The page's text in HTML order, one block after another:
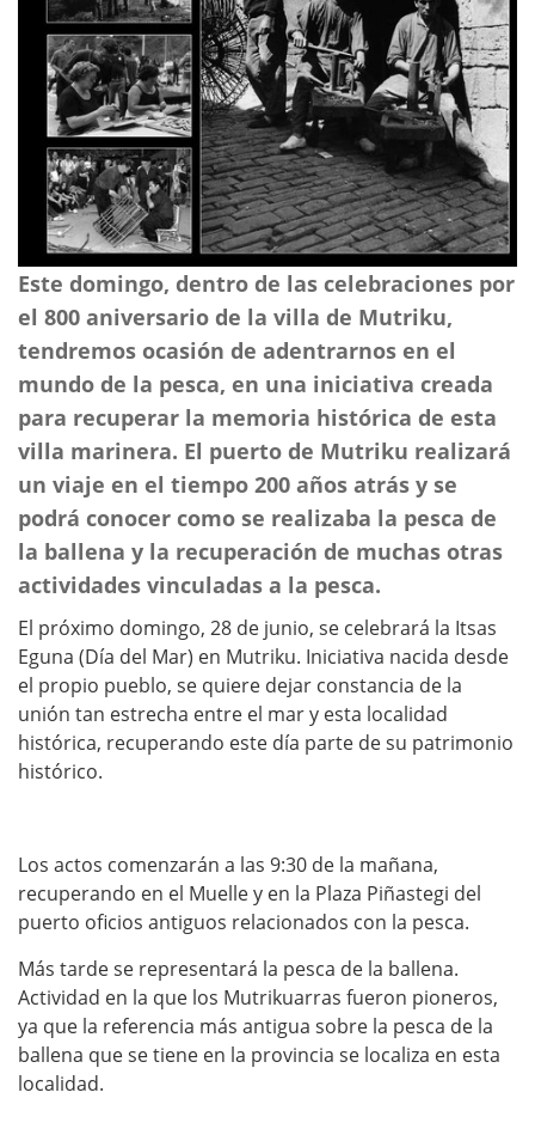
Este domingo, dentro de las celebraciones por
el 800 aniversario de la villa de Mutriku,
tendremos ocasión de adentrarnos en el
mundo de la pesca, en una iniciativa creada
para recuperar la memoria histórica de esta
villa marinera. El puerto de Mutriku realizará
un viaje en el tiempo 200 años atrás y se
podrá conocer como se realizaba la pesca de
la ballena y la recuperación de muchas otras
actividades vinculadas a la pesca.
El próximo domingo, 28 de junio, se celebrará la Itsas
Eguna (Día del Mar) en Mutriku. Iniciativa nacida desde
el propio pueblo, se quiere dejar constancia de la
unión tan estrecha entre el mar y esta localidad
histórica, recuperando este día parte de su patrimonio
histórico.
Los actos comenzarán a las 9:30 de la mañana,
recuperando en el Muelle y en la Plaza Piñastegi del
puerto oficios antiguos relacionados con la pesca.
Más tarde se representará la pesca de la ballena.
Actividad en la que los Mutrikuarras fueron pioneros,
ya que la referencia más antigua sobre la pesca de la
ballena que se tiene en la provincia se localiza en esta
localidad.